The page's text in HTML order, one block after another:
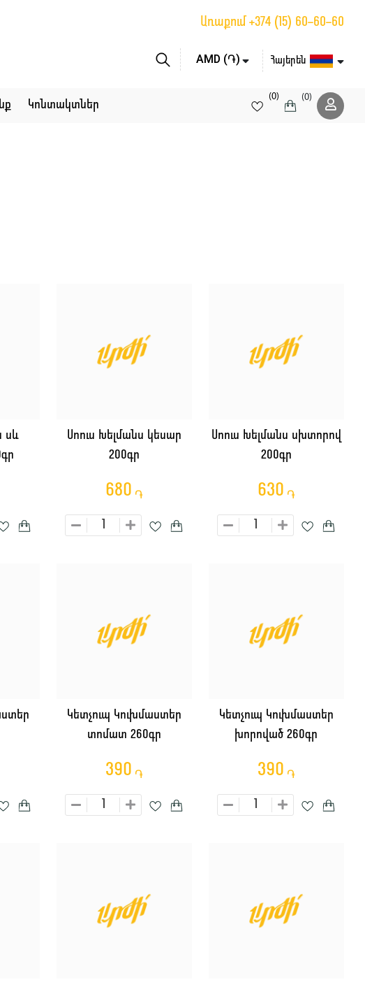
Առաքում +374 (15) 60-60-60
Հայերեն
Կոնտակտներ
(0) (0)
սև
Սոուս Խելմանս կեսար
200գր
680 ֏
Սոուս Խելմանս սխտորով
200գր
630 ֏
Կետչուպ Կուխմաստեր
տոմատ 260գր
390 ֏
Կետչուպ Կուխմաստեր
խորոված 260գր
390 ֏